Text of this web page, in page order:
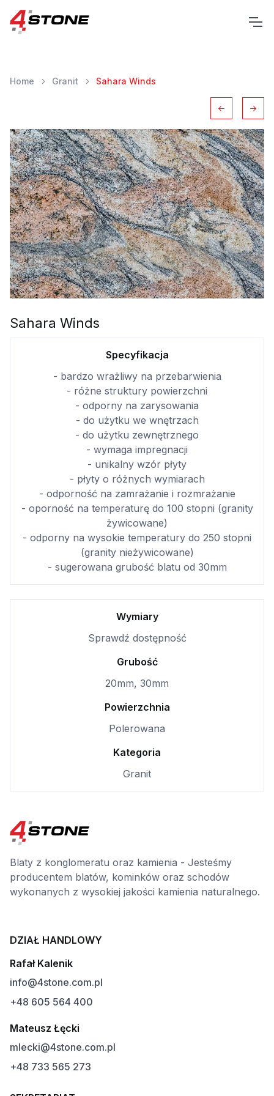
Home Granit Sahara Winds
Sahara Winds
Specyfikacja
- bardzo wrażliwy na przebarwienia
- różne struktury powierzchni
- odporny na zarysowania
- do użytku we wnętrzach
- do użytku zewnętrznego
- wymaga impregnacji
- unikalny wzór płyty
- płyty o różnych wymiarach
- odporność na zamrażanie i rozmrażanie
- oporność na temperaturę do 100 stopni (granity
żywicowane)
- odporny na wysokie temperatury do 250 stopni
(granity nieżywicowane)
- sugerowana grubość blatu od 30mm
Wymiary
Sprawdź dostępność
Grubość
20mm, 30mm
Powierzchnia
Polerowana
Kategoria
Granit
Blaty z konglomeratu oraz kamienia - Jesteśmy
producentem blatów, kominków oraz schodów
wykonanych z wysokiej jakości kamienia naturalnego.
DZIAŁ HANDLOWY
Rafał Kalenik
info@4stone.com.pl
+48 605 564 400
Mateusz Łęcki
mlecki@4stone.com.pl
+48 733 565 273